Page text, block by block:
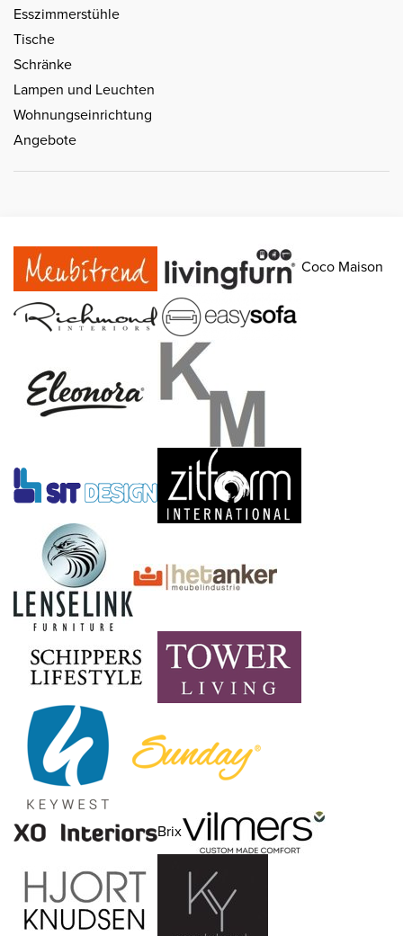
Esszimmerstühle
Tische
Schränke
Lampen und Leuchten
Wohnungseinrichtung
Angebote
Coco Maison
Brix